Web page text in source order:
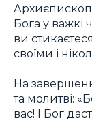
Архиєпископ
Бога у важкі
ви
своїми і
На
та молитві:
вас! І Бог